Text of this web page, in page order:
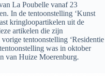
La Poubelle vanaf 23
In de tentoonstelling ‘Kunst
kringloopartikelen uit de
artikelen die zijn
tentoonstelling ‘Residentie
was in oktober
van Huize Moerenburg.